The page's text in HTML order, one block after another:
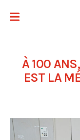
À 100
EST LA